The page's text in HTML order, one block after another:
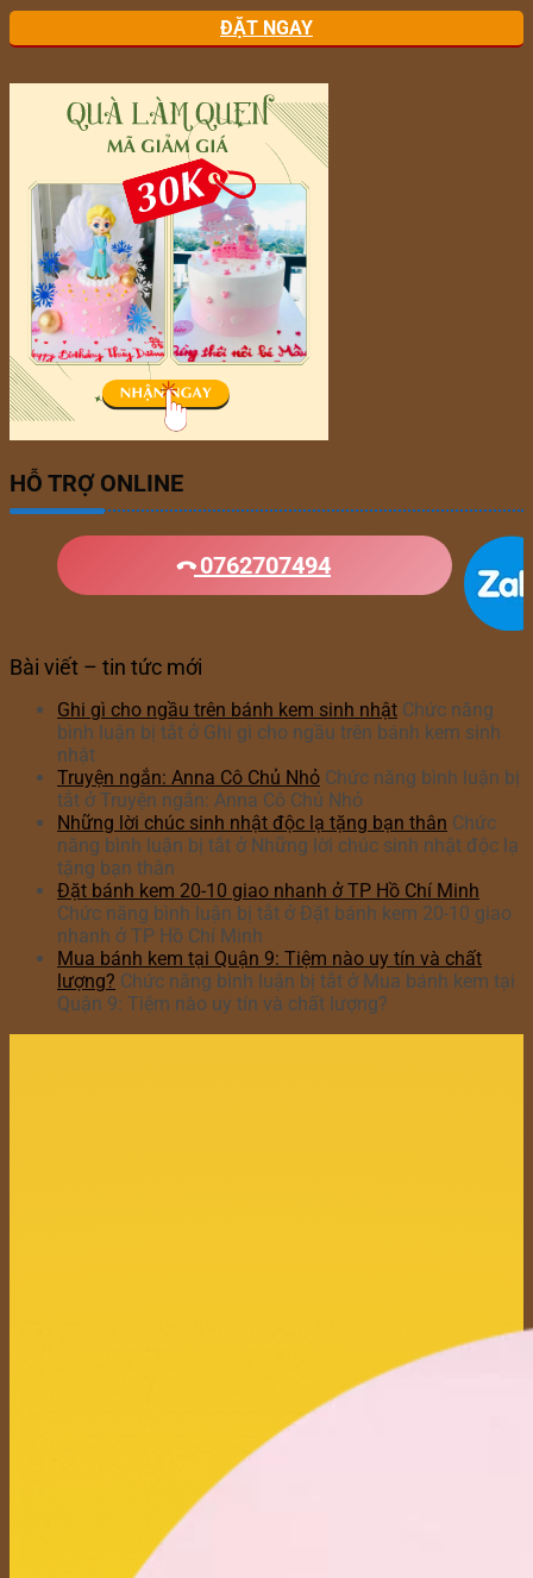
ĐẶT NGAY
HỖ TRỢ ONLINE
0762707494
Bài viết – tin tức mới
Ghi gì cho ngầu trên bánh kem sinh nhật Chức năng
bình luận bị tắt ở Ghi gì cho ngầu trên bánh kem sinh
nhật
Truyện ngắn: Anna Cô Chủ Nhỏ Chức năng bình luận bị
tắt ở Truyện ngắn: Anna Cô Chủ Nhỏ
Những lời chúc sinh nhật độc lạ tặng bạn thân Chức
năng bình luận bị tắt ở Những lời chúc sinh nhật độc lạ
tặng bạn thân
Đặt bánh kem 20-10 giao nhanh ở TP Hồ Chí Minh
Chức năng bình luận bị tắt ở Đặt bánh kem 20-10 giao
nhanh ở TP Hồ Chí Minh
Mua bánh kem tại Quận 9: Tiệm nào uy tín và chất
lượng? Chức năng bình luận bị tắt ở Mua bánh kem tại
Quận 9: Tiệm nào uy tín và chất lượng?